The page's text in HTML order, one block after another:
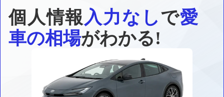
個人情報入力なしで愛
車の相場がわかる!